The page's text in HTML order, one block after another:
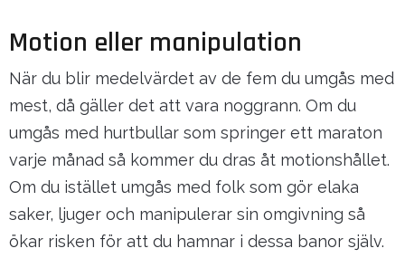
Motion eller manipulation
När du blir medelvärdet av de fem du umgås med
mest, då gäller det att vara noggrann. Om du
umgås med hurtbullar som springer ett maraton
varje månad så kommer du dras åt motionshållet.
Om du istället umgås med folk som gör elaka
saker, ljuger och manipulerar sin omgivning så
ökar risken för att du hamnar i dessa banor själv.